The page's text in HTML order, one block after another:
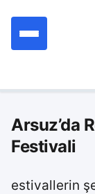
Arsuz’da
Festivali
estivallerin